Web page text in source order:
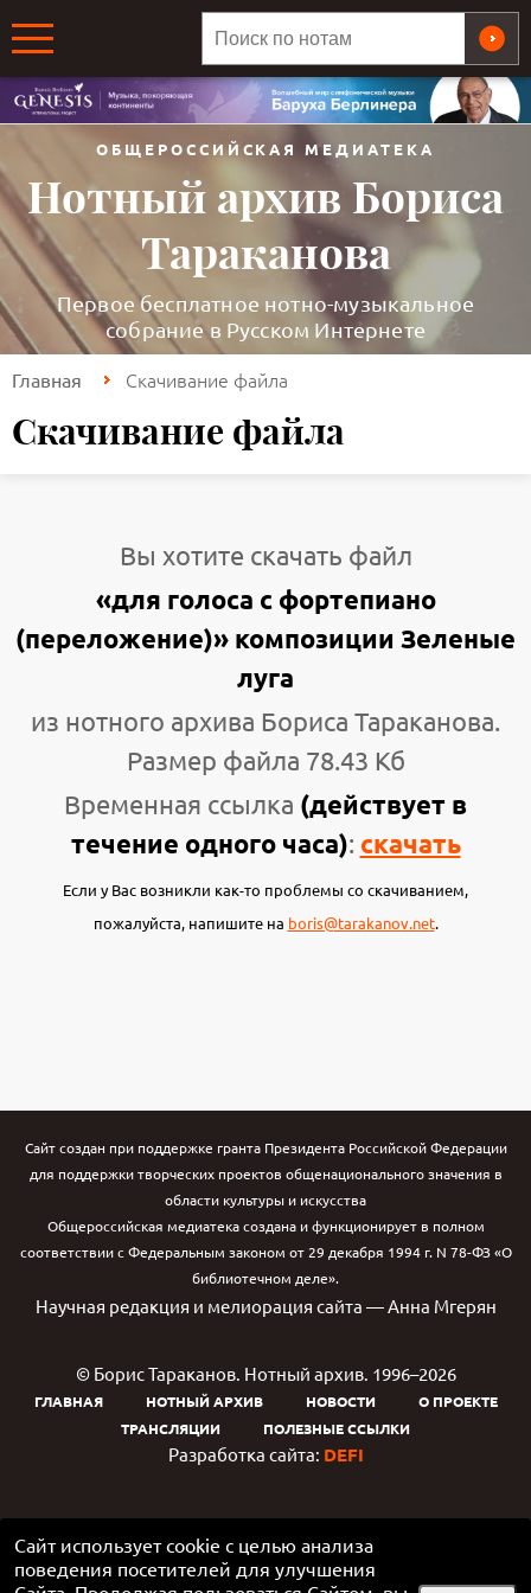
Сайт использует cookie с целью анализа
поведения посетителей для улучшения
ОБЩЕРОССИЙСКАЯ МЕДИАТЕКА
Нотный архив Бориса
Тараканова
Первое бесплатное нотно-музыкальное
собрание в Русском Интернете
Главная Скачивание файла
Скачивание файла
Вы хотите скачать файл
«для голоса с фортепиано
(переложение)» композиции Зеленые
луга
из нотного архива Бориса Тараканова.
Размер файла 78.43 Кб
Временная ссылка (действует в
течение одного часа): скачать
Если у Вас возникли как-то проблемы со скачиванием,
пожалуйста, напишите на boris@tarakanov.net.
Сайт создан при поддержке гранта Президента Российской Федерации
для поддержки творческих проектов общенационального значения в
области культуры и искусства
Общероссийская медиатека создана и функционирует в полном
соответствии с Федеральным законом от 29 декабря 1994 г. N 78-ФЗ «О
библиотечном деле».
Научная редакция и мелиорация сайта — Анна Мгерян
© Борис Тараканов. Нотный архив. 1996–2026
ГЛАВНАЯ НОТНЫЙ АРХИВ НОВОСТИ
О ПРОЕКТЕ
ТРАНСЛЯЦИИ
ПОЛЕЗНЫЕ ССЫЛКИ
Разработка сайта: DEFI